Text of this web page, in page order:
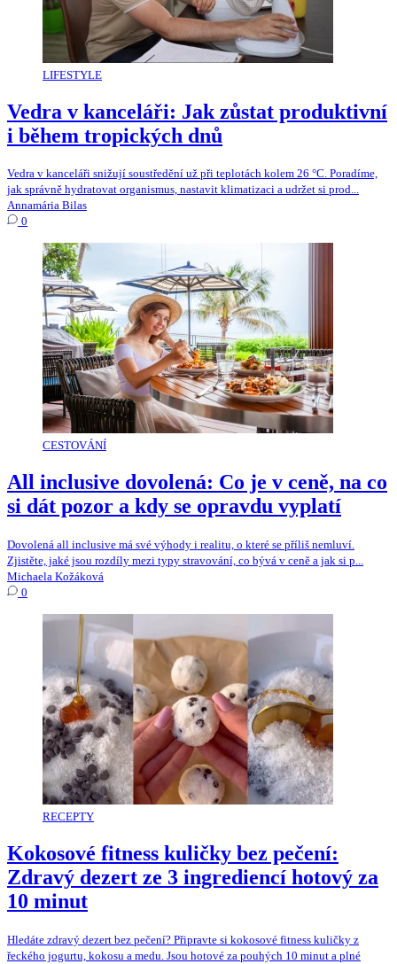
LIFESTYLE
Vedra v kanceláři: Jak zůstat produktivní
i během tropických dnů
Vedra v kanceláři snižují soustředění už při teplotách kolem 26 °C. Poradíme,
jak správně hydratovat organismus, nastavit klimatizaci a udržet si prod...
Annamária Bilas
0
CESTOVÁNÍ
All inclusive dovolená: Co je v ceně, na co
si dát pozor a kdy se opravdu vyplatí
Dovolená all inclusive má své výhody i realitu, o které se příliš nemluví.
Zjistěte, jaké jsou rozdíly mezi typy stravování, co bývá v ceně a jak si p...
Michaela Kožáková
0
RECEPTY
Kokosové fitness kuličky bez pečení:
Zdravý dezert ze 3 ingrediencí hotový za
10 minut
Hledáte zdravý dezert bez pečení? Připravte si kokosové fitness kuličky z
řeckého jogurtu, kokosu a medu. Jsou hotové za pouhých 10 minut a plné